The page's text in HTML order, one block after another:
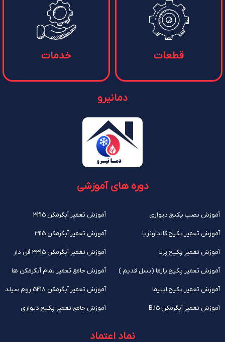
قطعات خدمات
دمانیرو
دوره های آموزشی
آموزش نصب پکیج دیواری
آموزش تعمیر پکیج کالداونزیا
آموزش تعمیر پکیج پرلا
آموزش تعمیر پکیج پارما (نسل قدیم )
آموزش تعمیر پکیج اپتیما
آموزش تعمیر آبگرمکن B.15
آموزش تعمیر آبگرمکن 3215
آموزش تعمیر آبگرمکن 3115
آموزش تعمیر آبگرمکن 3315 فن دار
آموزش جامع تعمیر تمام آبگرمکن ها
آموزش تعمیر آبگرمکن 5418 روم سیلد
آموزش جامع تعمیر پکیج دیواری
نماد اعتماد